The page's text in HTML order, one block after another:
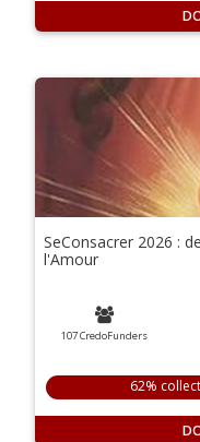
SeConsacrer 2026 :
l'Amour
107 CredoFunders
62%